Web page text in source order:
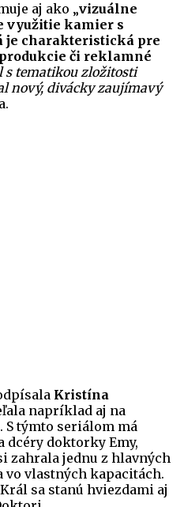
aj ako „vizuálne
využitie kamier s
je charakteristická pre
či reklamné
s tematikou zložitosti
nový, divácky zaujímavý
Kristína
napríklad aj na
S týmto seriálom má
dcéry doktorky Emy,
zahrala jednu z hlavných
vo vlastných kapacitách.
sa stanú hviezdami aj